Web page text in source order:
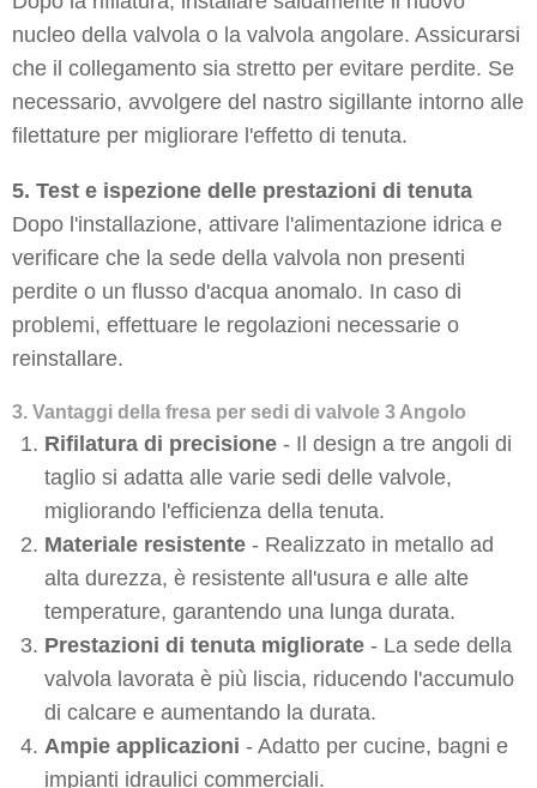
nucleo della valvola o la valvola angolare. Assicurarsi
che il collegamento sia stretto per evitare perdite. Se
necessario, avvolgere del nastro sigillante intorno alle
filettature per migliorare l'effetto di tenuta.
5. Test e ispezione delle prestazioni di tenuta
Dopo l'installazione, attivare l'alimentazione idrica e
verificare che la sede della valvola non presenti
perdite o un flusso d'acqua anomalo. In caso di
problemi, effettuare le regolazioni necessarie o
reinstallare.
3. Vantaggi della fresa per sedi di valvole 3 Angolo
Rifilatura di precisione - Il design a tre angoli di
taglio si adatta alle varie sedi delle valvole,
migliorando l'efficienza della tenuta.
Materiale resistente - Realizzato in metallo ad
alta durezza, è resistente all'usura e alle alte
temperature, garantendo una lunga durata.
Prestazioni di tenuta migliorate - La sede della
valvola lavorata è più liscia, riducendo l'accumulo
di calcare e aumentando la durata.
Ampie applicazioni - Adatto per cucine, bagni e
impianti idraulici commerciali.